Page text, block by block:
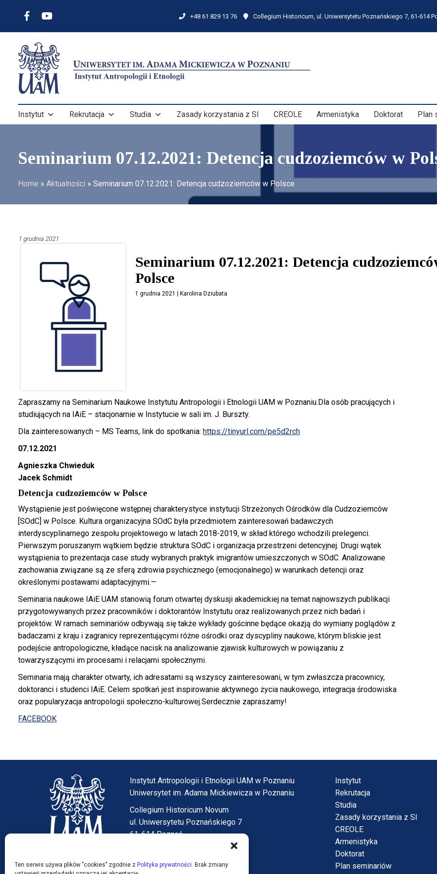
Ten serwis używa plików "cookies" zgodnie z Polityka prywatności. Brak zmiany
+48 61 829 13 76 Collegium Historicum, ul. Uniwersytetu Poznańskiego 7, 61-614
Instytut Rekrutacja Studia Zasady korzystania z SI CREOLE Armenistyka Doktorat Plan
Seminarium 07.12.2021: Detencja cudzoziemców w
Home » Aktualności » Seminarium 07.12.2021: Detencja cudzoziemców w Polsce
1 grudnia 2021
Seminarium 07.12.2021: Detencja
Polsce
1 grudnia 2021 | Karolina Dziubata
Zapraszamy na Seminarium Naukowe Instytutu Antropologii i Etnologii UAM w Poznaniu.Dla osób pracujących i
studiujących na IAiE – stacjonarnie w Instytucie w sali im. J. Burszty.
Dla zainteresowanych – MS Teams, link do spotkania: https://tinyurl.com/pe5d2rch
07.12.2021
Agnieszka Chwieduk
Jacek Schmidt
Detencja cudzoziemców w Polsce
Wystąpienie jest poświęcone wstępnej charakterystyce instytucji Strzeżonych Ośrodków dla Cudzoziemców
[SOdC] w Polsce. Kultura organizacyjna SOdC była przedmiotem zainteresowań badawczych
interdyscyplinarnego zespołu projektowego w latach 2018-2019, w skład którego wchodzili prelegenci.
Pierwszym poruszanym wątkiem będzie struktura SOdC i organizacja przestrzeni detencyjnej. Drugi wątek
wystąpienia to prezentacja case study wybranych praktyk imigrantów umieszczonych w SOdC. Analizowane
zachowania związane są ze sferą zdrowia psychicznego (emocjonalnego) w warunkach detencji oraz
określonymi postawami adaptacyjnymi.—
Seminaria naukowe IAiE UAM stanowią forum otwartej dyskusji akademickiej na temat najnowszych publikacji
przygotowywanych przez pracowników i doktorantów Instytutu oraz realizowanych przez nich badań i
projektów. W ramach seminariów odbywają się także wykłady gościnne będące okazją do wymiany poglądów z
badaczami z kraju i zagranicy reprezentującymi różne ośrodki oraz dyscypliny naukowe, którym bliskie jest
podejście antropologiczne, kładące nacisk na analizowanie zjawisk kulturowych w powiązaniu z
towarzyszącymi im procesami i relacjami społecznymi.
Seminaria mają charakter otwarty, ich adresatami są wszyscy zainteresowani, w tym zwłaszcza pracownicy,
doktoranci i studenci IAiE. Celem spotkań jest inspirowanie aktywnego życia naukowego, integracja środowiska
oraz popularyzacja antropologii społeczno-kulturowej.Serdecznie zapraszamy!
FACEBOOK
Instytut Antropologii i Etnologii UAM w Poznaniu
Uniwersytet im. Adama Mickiewicza w Poznaniu
Collegium Historicum Novum
ul. Uniwersytetu Poznańskiego 7
61-614 Poznań
etnolo@amu.edu.pl
Instytut
Rekrutacja
Studia
Zasady korzystania z SI
CREOLE
Armenistyka
Doktorat
Plan seminariów